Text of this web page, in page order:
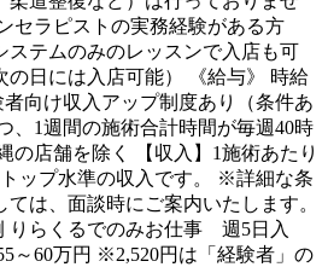
セラピストの実務経験がある方
ステムのみのレッスンで入店も可
の日には入店可能） 《給与》 時給
向け収入アップ制度あり（条件あ
、1週間の施術合計時間が毎週40時
の店舗を除く 【収入】1施術あたり
ップ水準の収入です。 ※詳細な条
は、面談時にご案内いたします。
らくるでのみお仕事 週5日入
～60万円 ※2,520円は「経験者」の